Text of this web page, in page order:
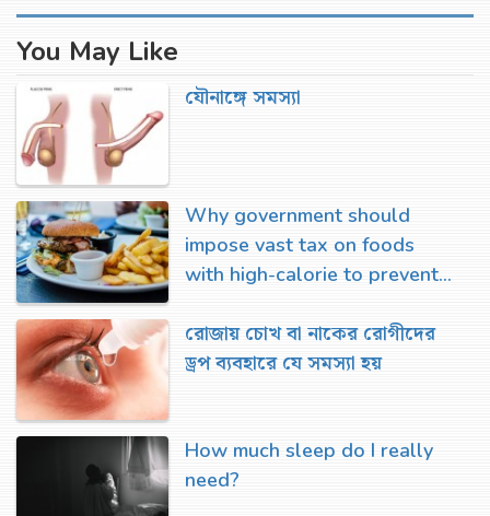
You May Like
যৌনাঙ্গে সমস্যা
Why government should
impose vast tax on foods
with high-calorie to prevent
রোজায় চোখ বা নাকের রোগীদের
ড্রপ ব্যবহারে যে সমস্যা হয়
How much sleep do I really
need?